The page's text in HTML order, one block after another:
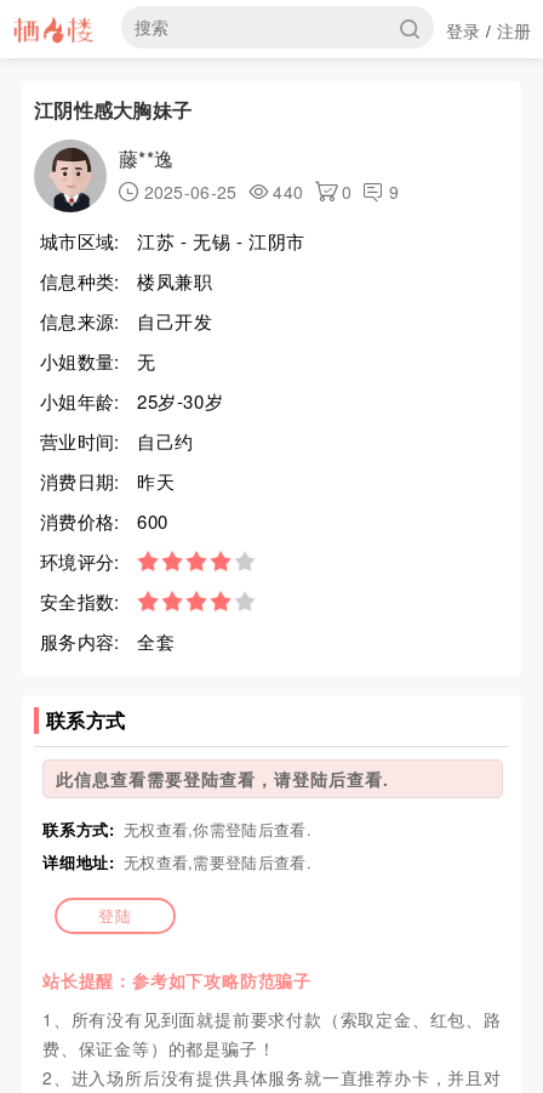
登录 / 注册
江阴性感大胸妹子
藤**逸
2025-06-25 440 0 9
城市区域:
江苏 - 无锡 - 江阴市
信息种类:
楼凤兼职
信息来源:
自己开发
小姐数量:
无
小姐年龄:
25岁-30岁
营业时间:
自己约
消费日期:
昨天
消费价格:
600
环境评分:
安全指数:
服务内容:
全套
联系方式
此信息查看需要登陆查看，请登陆后查看.
联系方式: 无权查看,你需登陆后查看.
详细地址: 无权查看,需要登陆后查看.
登陆
站长提醒：参考如下攻略防范骗子
1、所有没有见到面就提前要求付款（索取定金、红包、路
费、保证金等）的都是骗子！
2、进入场所后没有提供具体服务就一直推荐办卡，并且对